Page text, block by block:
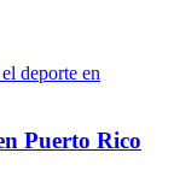
Puerto Rico